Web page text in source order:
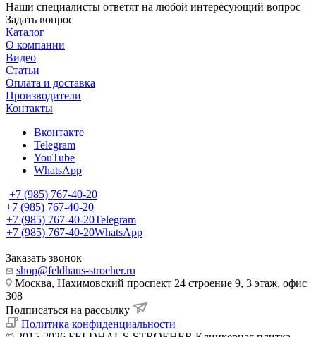
Наши специалисты ответят на любой интересующий вопрос
Задать вопрос
Каталог
О компании
Видео
Статьи
Оплата и доставка
Производители
Контакты
Вконтакте
Telegram
YouTube
WhatsApp
+7 (985) 767-40-20
+7 (985) 767-40-20
+7 (985) 767-40-20Telegram
+7 (985) 767-40-20WhatsApp
Заказать звонок
shop@feldhaus-stroeher.ru
Москва, Нахимовский проспект 24 строение 9, 3 этаж, офис
308
Подписаться на рассылку
Политика конфиденциальности